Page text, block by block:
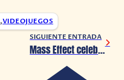
,VIDEOJUEGOS
SIGUIENTE ENTRADA
Mass Effect celebra 14 años y BioWare lo celebra hablando del futuro de la saga